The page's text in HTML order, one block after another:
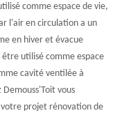
comme espace de vie,
l'air en circulation a un
en hiver et évacue
utilisé comme espace
cavité ventilée à
vous
projet rénovation de